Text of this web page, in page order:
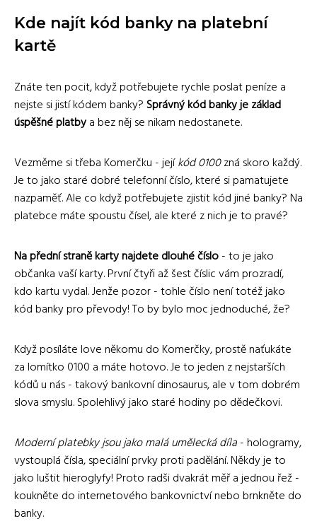
Kde najít kód banky na platební
kartě
Znáte ten pocit, když potřebujete rychle poslat peníze a
nejste si jistí kódem banky? Správný kód banky je základ
úspěšné platbya bez něj se nikam nedostanete.
Vezměme si třeba Komerčku - jejíkód 0100zná skoro každý.
Je to jako staré dobré telefonní číslo, které si pamatujete
nazpaměť. Ale co když potřebujete zjistit kód jiné banky? Na
platebce máte spoustu čísel, ale které z nich je to pravé?
Na přední straně karty najdete dlouhé číslo- to je jako
občanka vaší karty. První čtyři až šest číslic vám prozradí,
kdo kartu vydal. Jenže pozor - tohle číslo není totéž jako
kód banky pro převody! To by bylo moc jednoduché, že?
Když posíláte love někomu do Komerčky, prostě naťukáte
za lomítko 0100 a máte hotovo. Je to jeden z nejstarších
kódů u nás - takový bankovní dinosaurus, ale v tom dobrém
slova smyslu. Spolehlivý jako staré hodiny po dědečkovi.
Moderní platebky jsou jako malá umělecká díla- hologramy,
vystouplá čísla, speciální prvky proti padělání. Někdy je to
jako luštit hieroglyfy! Proto radši dvakrát měř a jednou řež -
koukněte do internetového bankovnictví nebo brnkněte do
banky.